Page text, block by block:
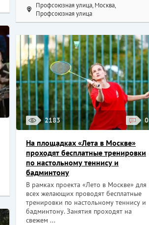
Профсоюзная улица, Москва,
Профсоюзная улица
2183 0
На площадках «Лета в Москве»
проходят бесплатные тренировки
по настольному теннису и
бадминтону
В рамках проекта «Лето в Москве» для
всех желающих проводят бесплатные
тренировки по настольному теннису и
бадминтону. Занятия проходят на
свежем ...